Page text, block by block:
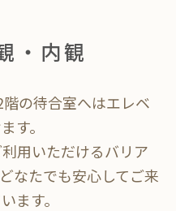
・内観
の待合室へはエレベ
す。
用いただけるバリア
なたでも安心してご来
ます。